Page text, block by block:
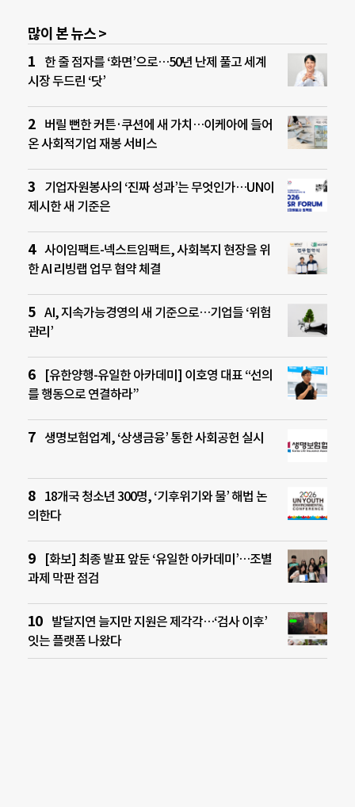
많이 본 뉴스 >
한 줄 점자를 ‘화면’으로…50년 난제 풀고 세계
시장 두드린 ‘닷’
버릴 뻔한 커튼·쿠션에 새 가치…이케아에 들어
온 사회적기업 재봉 서비스
기업자원봉사의 ‘진짜 성과’는 무엇인가…UN이
제시한 새 기준은
사이임팩트-넥스트임팩트, 사회복지 현장을 위
한 AI 리빙랩 업무 협약 체결
AI, 지속가능경영의 새 기준으로…기업들 ‘위험
관리’
[유한양행-유일한 아카데미] 이호영 대표 “선의
를 행동으로 연결하라”
생명보험업계, ‘상생금융’ 통한 사회공헌 실시
18개국 청소년 300명, ‘기후위기와 물’ 해법 논
의한다
[화보] 최종 발표 앞둔 ‘유일한 아카데미’…조별
과제 막판 점검
발달지연 늘지만 지원은 제각각…‘검사 이후’
잇는 플랫폼 나왔다